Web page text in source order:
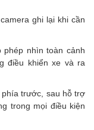
ghi lại khi cần
phép nhìn toàn cảnh
điều khiển xe và ra
trước, sau hỗ trợ
trong mọi điều kiện